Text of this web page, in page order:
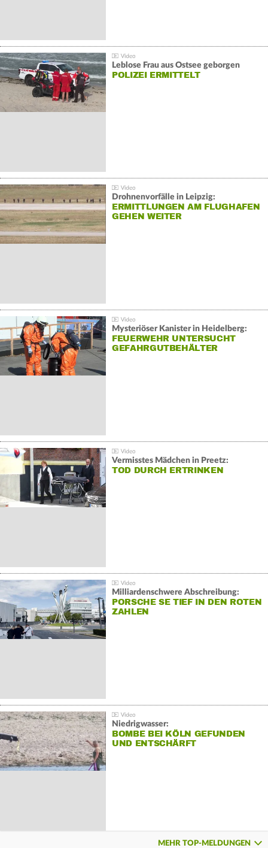
Leblose Frau aus Ostsee geborgen
POLIZEI ERMITTELT
Drohnenvorfälle in Leipzig:
ERMITTLUNGEN AM FLUGHAFEN
GEHEN WEITER
Mysteriöser Kanister in Heidelberg:
FEUERWEHR UNTERSUCHT
GEFAHRGUTBEHÄLTER
Vermisstes Mädchen in Preetz:
TOD DURCH ERTRINKEN
Milliardenschwere Abschreibung:
PORSCHE SE TIEF IN DEN ROTEN
ZAHLEN
Niedrigwasser:
BOMBE BEI KÖLN GEFUNDEN
UND ENTSCHÄRFT
MEHR TOP-MELDUNGEN